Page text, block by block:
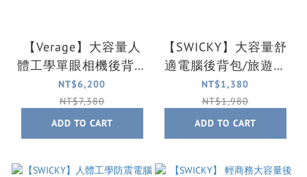
【Verage】大容量人
體工學單眼相機後背包
(黑)
NT$6,200
NT$7,380
ADD TO CART
【SWICKY】大容量舒
適電腦後背包/旅遊背
包/辦公包(黑)
NT$1,380
NT$1,980
ADD TO CART